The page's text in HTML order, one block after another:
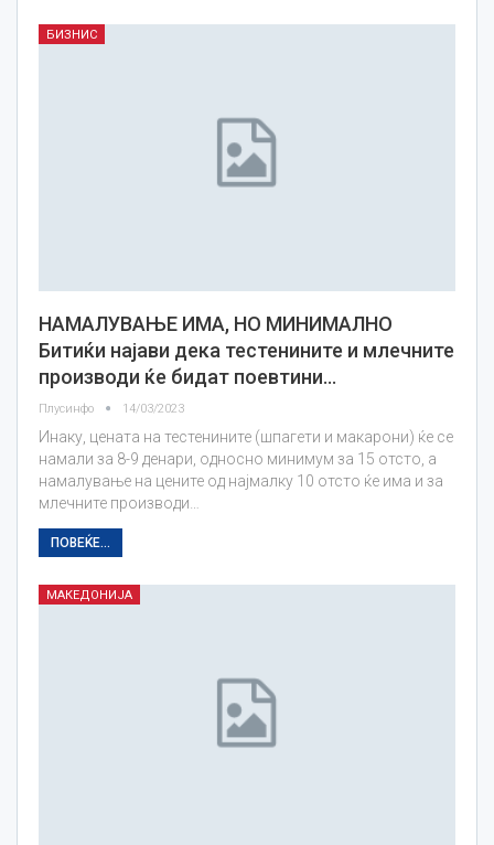
БИЗНИС
НАМАЛУВАЊЕ ИМА, НО МИНИМАЛНО
Битиќи најави дека тестенините и млечните
производи ќе бидат поевтини…
Плусинфо 14/03/2023
Инаку, цената на тестенините (шпагети и макарони) ќе се
намали за 8-9 денари, односно минимум за 15 отсто, а
намалување на цените од најмалку 10 отсто ќе има и за
млечните производи…
ПОВЕЌЕ...
МАКЕДОНИЈА